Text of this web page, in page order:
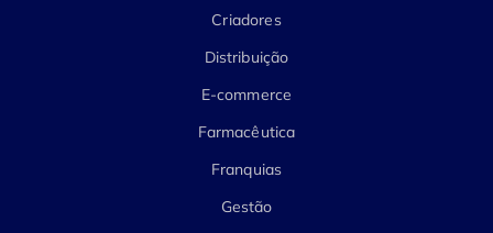
Criadores
Distribuição
E-commerce
Farmacêutica
Franquias
Gestão